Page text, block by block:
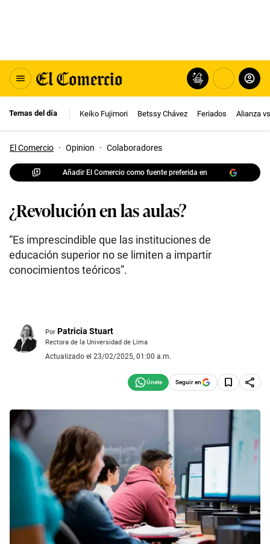
Temas del día Keiko Fujimori Betssy Chávez Feriados Alianza
El Comercio · Opinion · Colaboradores
Añadir El Comercio como fuente preferida en
¿Revolución en las aulas?
“Es imprescindible que las instituciones de
educación superior no se limiten a impartir
conocimientos teóricos”.
Por Patricia Stuart
Rectora de la Universidad de Lima
Actualizado el 23/02/2025, 01:00 a.m.
Seguir en